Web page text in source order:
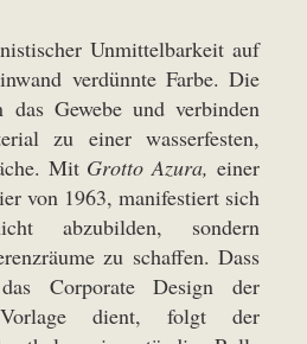
Unmittelbarkeit auf
verdünnte Farbe. Die
Gewebe und verbinden
zu einer wasserfesten,
Mit Grotto Azura, einer
von 1963, manifestiert sich
abzubilden, sondern
zu schaffen. Dass
Corporate Design der
dient, folgt der